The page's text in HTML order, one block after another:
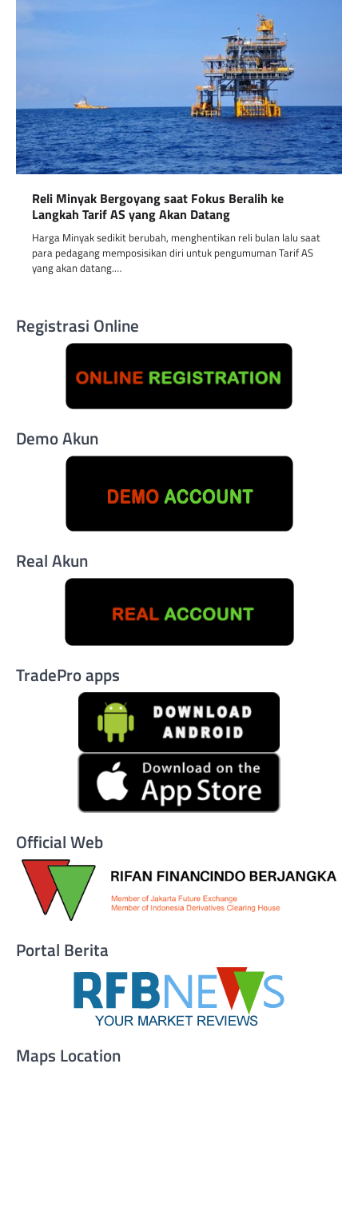
Reli Minyak Bergoyang saat Fokus Beralih ke
Langkah Tarif AS yang Akan Datang
Harga Minyak sedikit berubah, menghentikan reli bulan lalu saat
para pedagang memposisikan diri untuk pengumuman Tarif AS
yang akan datang.…
Registrasi Online
Demo Akun
Real Akun
TradePro apps
Official Web
Portal Berita
Maps Location